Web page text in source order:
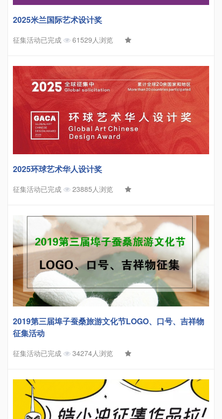
2025米兰国际艺术设计奖
征集活动已完成 61529人浏览
2025环球艺术华人设计奖
征集活动已完成 23885人浏览
2019第三届埠子蚕桑旅游文化节LOGO、口号、吉祥物
征集活动
征集活动已完成 34274人浏览